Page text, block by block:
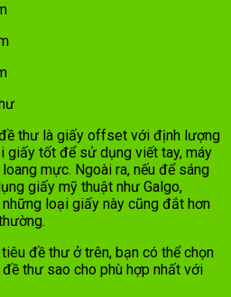
thư là giấy offset với định lượng
tốt để sử dụng viết tay, máy
mực. Ngoài ra, nếu để sáng
giấy mỹ thuật như Galgo,
loại giấy này cũng đắt hơn
đề thư ở trên, bạn có thể chọn
thư sao cho phù hợp nhất với